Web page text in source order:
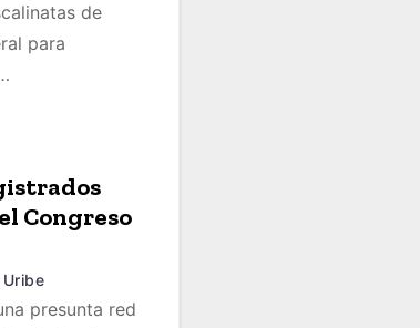
de
para
Congreso
presunta red